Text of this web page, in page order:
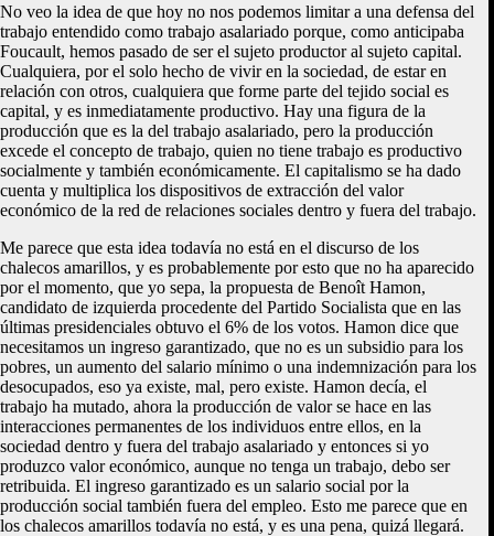
No veo la idea de que hoy no nos podemos limitar a una defensa del
trabajo entendido como trabajo asalariado porque, como anticipaba
Foucault, hemos pasado de ser el sujeto productor al sujeto capital.
Cualquiera, por el solo hecho de vivir en la sociedad, de estar en
relación con otros, cualquiera que forme parte del tejido social es
capital, y es inmediatamente productivo. Hay una figura de la
producción que es la del trabajo asalariado, pero la producción
excede el concepto de trabajo, quien no tiene trabajo es productivo
socialmente y también económicamente. El capitalismo se ha dado
cuenta y multiplica los dispositivos de extracción del valor
económico de la red de relaciones sociales dentro y fuera del trabajo.
Me parece que esta idea todavía no está en el discurso de los
chalecos amarillos, y es probablemente por esto que no ha aparecido
por el momento, que yo sepa, la propuesta de Benoît Hamon,
candidato de izquierda procedente del Partido Socialista que en las
últimas presidenciales obtuvo el 6% de los votos. Hamon dice que
necesitamos un ingreso garantizado, que no es un subsidio para los
pobres, un aumento del salario mínimo o una indemnización para los
desocupados, eso ya existe, mal, pero existe. Hamon decía, el
trabajo ha mutado, ahora la producción de valor se hace en las
interacciones permanentes de los individuos entre ellos, en la
sociedad dentro y fuera del trabajo asalariado y entonces si yo
produzco valor económico, aunque no tenga un trabajo, debo ser
retribuida. El ingreso garantizado es un salario social por la
producción social también fuera del empleo. Esto me parece que en
los chalecos amarillos todavía no está, y es una pena, quizá llegará.